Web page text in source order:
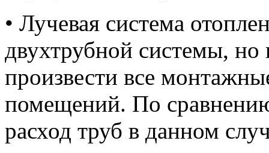
• Лучевая система
двухтрубной системы,
произвести все
помещений. По
расход труб в данном